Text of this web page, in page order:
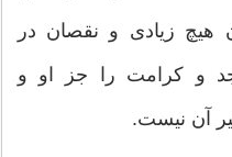
هیچ زیادی و نقصان در
و کرامت را جز او و
آن نیست.